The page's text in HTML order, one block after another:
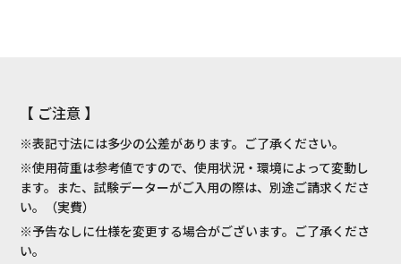
【 ご注意 】
※表記寸法には多少の公差があります。ご了承ください。
※使用荷重は参考値ですので、使用状況・環境によって変動し
ます。また、試験データーがご入用の際は、別途ご請求くださ
い。（実費）
※予告なしに仕様を変更する場合がございます。ご了承くださ
い。